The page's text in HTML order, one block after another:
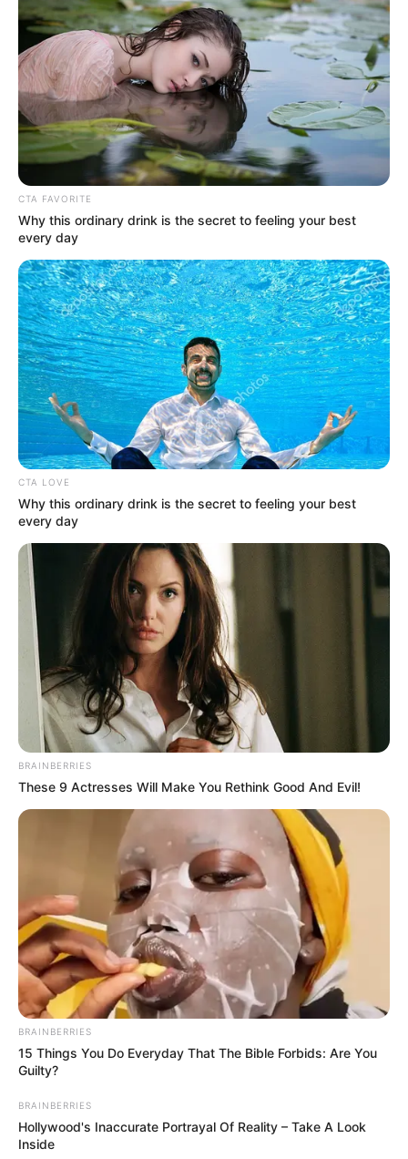
CTA FAVORITE
Why this ordinary drink is the secret to feeling your best
every day
CTA LOVE
Why this ordinary drink is the secret to feeling your best
every day
BRAINBERRIES
These 9 Actresses Will Make You Rethink Good And Evil!
BRAINBERRIES
15 Things You Do Everyday That The Bible Forbids: Are You
Guilty?
BRAINBERRIES
Hollywood's Inaccurate Portrayal Of Reality – Take A Look
Inside